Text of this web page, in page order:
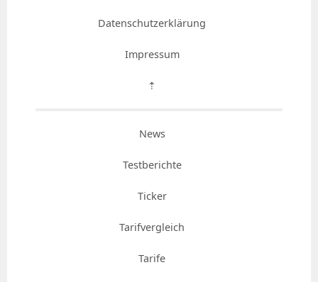
Datenschutzerklärung
Impressum
⇡
News
Testberichte
Ticker
Tarifvergleich
Tarife